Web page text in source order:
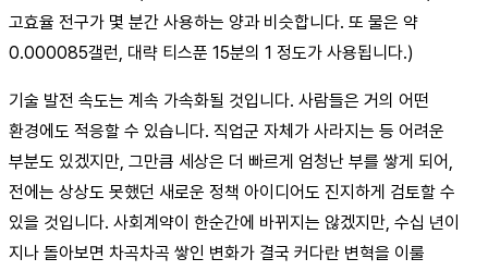
고효율 전구가 몇 분간 사용하는 양과 비슷합니다. 또 물은 약
0.000085갤런, 대략 티스푼 15분의 1 정도가 사용됩니다.)
기술 발전 속도는 계속 가속화될 것입니다. 사람들은 거의 어떤
환경에도 적응할 수 있습니다. 직업군 자체가 사라지는 등 어려운
부분도 있겠지만, 그만큼 세상은 더 빠르게 엄청난 부를 쌓게 되어,
전에는 상상도 못했던 새로운 정책 아이디어도 진지하게 검토할 수
있을 것입니다. 사회계약이 한순간에 바뀌지는 않겠지만, 수십 년이
지나 돌아보면 차곡차곡 쌓인 변화가 결국 커다란 변혁을 이룰